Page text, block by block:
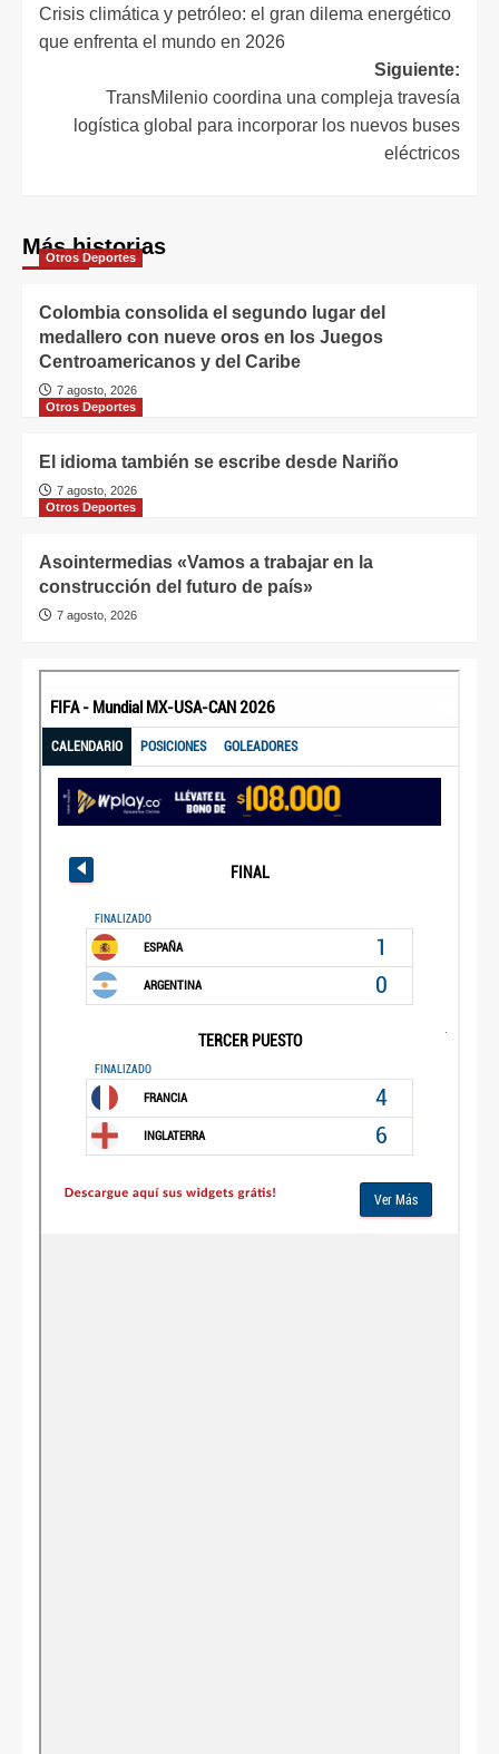
Crisis climática y petróleo: el gran dilema energético
que enfrenta el mundo en 2026
Siguiente:
TransMilenio coordina una compleja travesía
logística global para incorporar los nuevos buses
eléctricos
Más historias
Otros Deportes
Colombia consolida el segundo lugar del
medallero con nueve oros en los Juegos
Centroamericanos y del Caribe
7 agosto, 2026
Otros Deportes
El idioma también se escribe desde Nariño
7 agosto, 2026
Otros Deportes
Asointermedias «Vamos a trabajar en la
construcción del futuro de país»
7 agosto, 2026